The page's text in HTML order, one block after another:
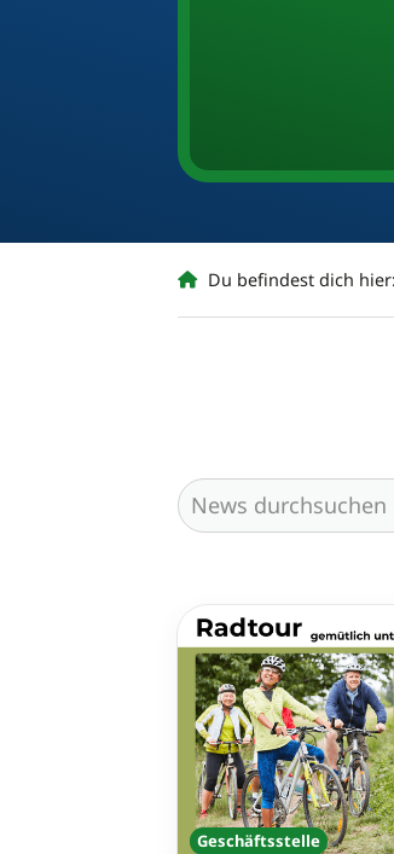
Du befindest dich hier:
Geschäftsstelle